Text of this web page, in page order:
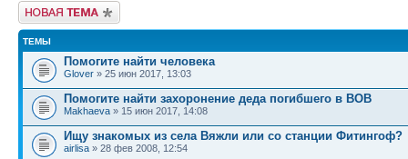
Новая тема
ТЕМЫ
Помогите найти человека
Glover » 25 июн 2017, 13:03
Помогите найти захоронение деда погибшего в ВОВ
Makhaeva » 15 июн 2017, 14:08
Ищу знакомых из села Вяжли или со станции Фитингоф?
airlisa » 28 фев 2008, 12:54